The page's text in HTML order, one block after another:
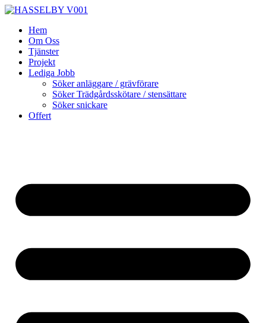
Skip
contentHem
Om Oss
Tjänster
Projekt
Lediga Jobb
Söker anläggare / grävförare
Söker Trädgårdsskötare / stensättare
Söker snickare
Offert